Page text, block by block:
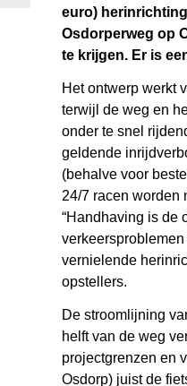
euro)
Osdorperweg op
te krijgen. Er is
Het ontwerp werkt
terwijl de weg en
onder te snel
geldende
(behalve voor
24/7 racen
“Handhaving is de
vernielende
opstellers.
De stroomlijning
helft van de weg
projectgrenzen en
Osdorp) juist de